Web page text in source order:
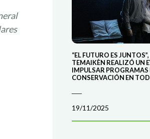
“EL FUTURO ES
TEMAIKÈN REALIZÓ UN
IMPULSAR PROGRAMAS
CONSERVACIÓN EN
19/11/2025